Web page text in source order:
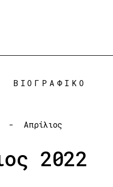
ΒΙΟΓΡΑΦΙΚΟ
- Απρίλιος
2022